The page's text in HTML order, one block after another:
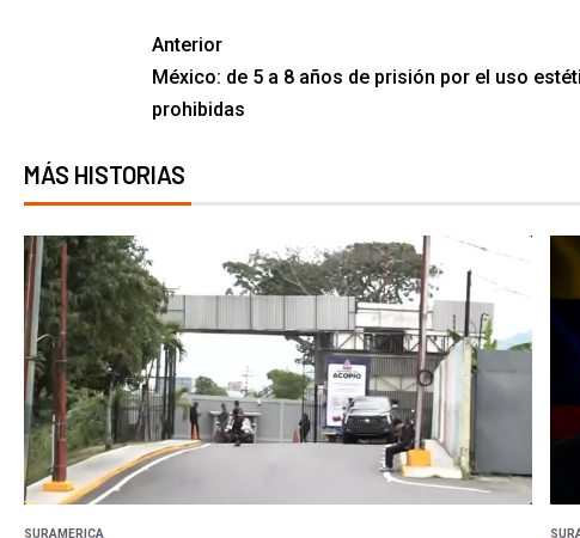
Anterior
México: de 5 a 8 años de prisión por el uso
prohibidas
MÁS HISTORIAS
SURAMERICA